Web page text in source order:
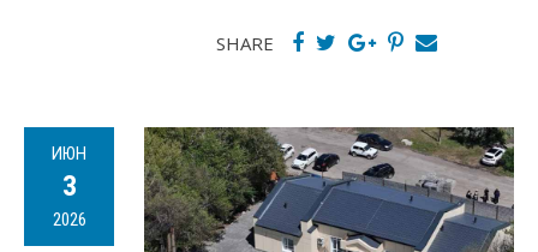
SHARE
ИЮН
3
2026